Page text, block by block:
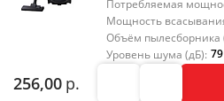
Потребляемая
Мощность
Объём пылесборника
Уровень шума (дБ): 79
256,00 р.